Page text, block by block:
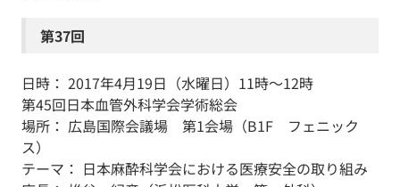
第37回
日時： 2017年4月19日（水曜日）11時～12時
第45回日本血管外科学会学術総会
場所： 広島国際会議場 第1会場（B1F フェニック
ス）
テーマ： 日本麻酔科学会における医療安全の取り組み